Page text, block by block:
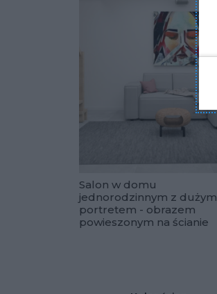
Salon w domu
jednorodzinnym z dużym
portretem - obrazem
powieszonym na ścianie